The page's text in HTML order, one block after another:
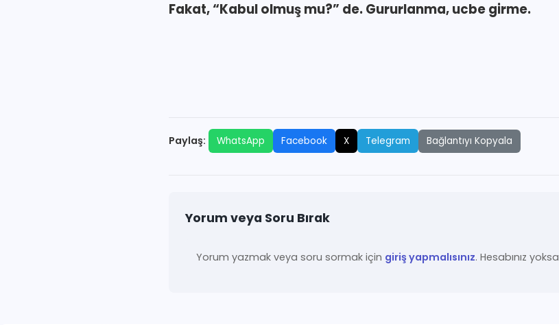
Fakat, “Kabul olmuş mu?” de. Gururlanma, ucbe girme.
Paylaş: WhatsApp Facebook X Telegram Bağlantıyı Kopyala
Yorum veya Soru Bırak
Yorum yazmak veya soru sormak için giriş yapmalısınız. Hesabınız yoksa